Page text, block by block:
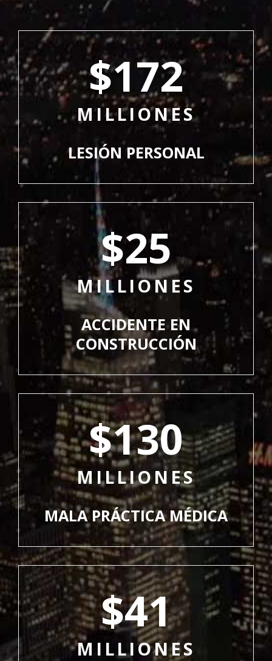
$172
MILLIONES
LESIÓN PERSONAL
$25
MILLIONES
ACCIDENTE EN
CONSTRUCCIÓN
$130
MILLIONES
MALA PRÁCTICA MÉDICA
$41
MILLIONES